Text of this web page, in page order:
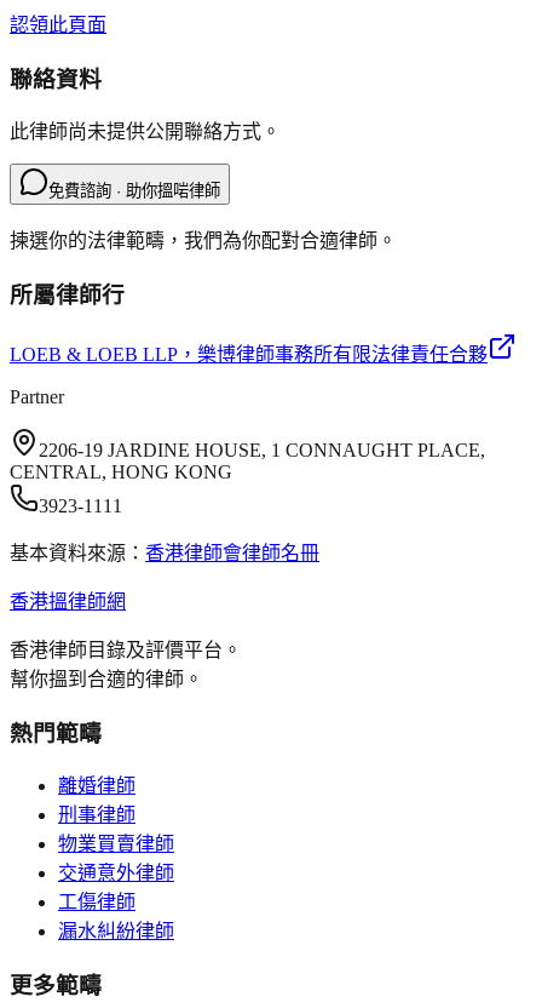
認領此頁面
聯絡資料
此律師尚未提供公開聯絡方式。
免費諮詢 · 助你搵啱律師
揀選你的法律範疇，我們為你配對合適律師。
所屬律師行
LOEB & LOEB LLP ，樂博律師事務所有限法律責任合夥
Partner
2206-19 JARDINE HOUSE, 1 CONNAUGHT PLACE,
CENTRAL, HONG KONG
3923-1111
基本資料來源： 香港律師會律師名冊
香港搵律師網
香港律師目錄及評價平台。
幫你搵到合適的律師。
熱門範疇
離婚律師
刑事律師
物業買賣律師
交通意外律師
工傷律師
漏水糾紛律師
更多範疇